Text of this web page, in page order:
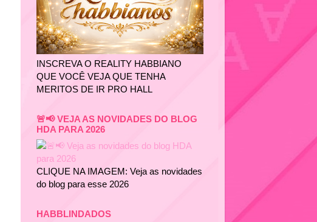
INSCREVA O REALITY HABBIANO
QUE VOCÊ VEJA QUE TENHA
MERITOS DE IR PRO HALL
🚨📢 VEJA AS NOVIDADES DO BLOG
HDA PARA 2026
CLIQUE NA IMAGEM: Veja as novidades
do blog para esse 2026
HABBLINDADOS